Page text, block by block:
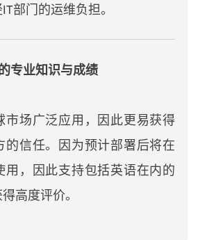
部门的运维负担。
专业知识与成绩
市场广泛应用，因此更易获得
的信任。因为预计部署后将在
用，因此支持包括英语在内的
高度评价。